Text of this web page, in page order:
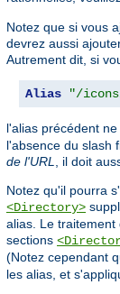
Notez que si vous
devrez aussi
Autrement dit, si
Alias "/
l'alias précédent
l'absence du slash
de l'URL
, il doit
Notez qu'il pourra
<Directory>
alias. Le
sections
(Notez cependant
les alias, et